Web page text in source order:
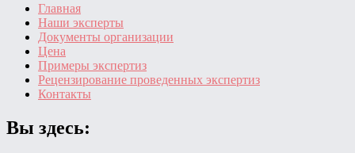
Главная
Наши эксперты
Документы организации
Цена
Примеры экспертиз
Рецензирование проведенных экспертиз
Контакты
Вы здесь: